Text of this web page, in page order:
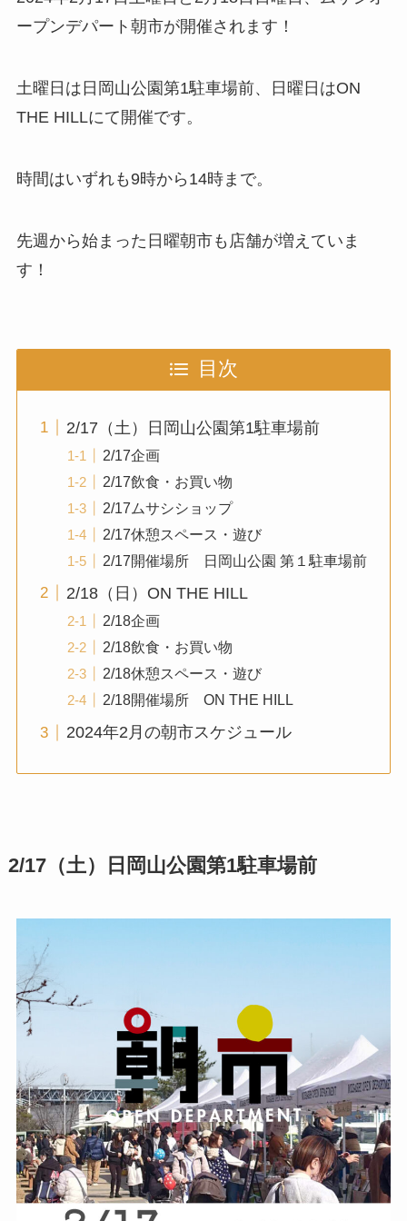
ープンデパート朝市が開催されます！
土曜日は日岡山公園第1駐車場前、日曜日はON
THE HILLにて開催です。
時間はいずれも9時から14時まで。
先週から始まった日曜朝市も店舗が増えていま
す！
目次
2/17（土）日岡山公園第1駐車場前
2/17企画
2/17飲食・お買い物
2/17ムサシショップ
2/17休憩スペース・遊び
2/17開催場所 日岡山公園 第１駐車場前
2/18（日）ON THE HILL
2/18企画
2/18飲食・お買い物
2/18休憩スペース・遊び
2/18開催場所 ON THE HILL
2024年2月の朝市スケジュール
2/17（土）日岡山公園第1駐車場前